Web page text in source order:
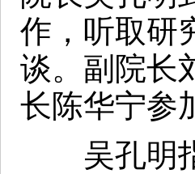
作，听取研
谈。副院长
长陈华宁参
吴孔明指